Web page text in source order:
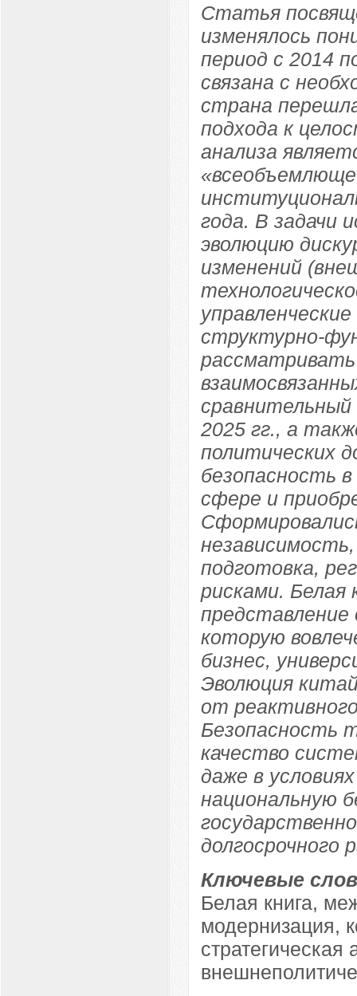
Статья
изменялось
период с 2014
связана с
страна
подхода к
анализа
года. В задачи
эволюцию
изменений
структурно-
сравнительный
2025 гг., а
политических
безопасность
сфере и
подготовка,
рисками. Белая
представление
которую
бизнес,
Эволюция
от
Безопасность
качество
даже в
национальную
долгосрочного
Ключевые
Белая книга,
модернизация,
стратегическая